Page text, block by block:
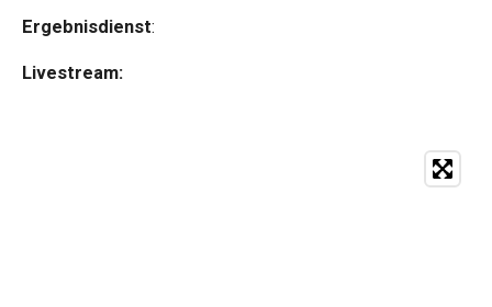
Ergebnisdienst:
Livestream: